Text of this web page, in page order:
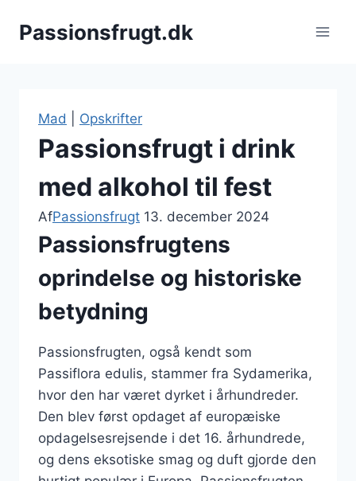
Passionsfrugt.dk
Mad Opskrifter
Passionsfrugt i drink
med alkohol til fest
AfPassionsfrugt 13. december 2024
Passionsfrugtens
oprindelse og historiske
betydning
Passionsfrugten, også kendt som
Passiflora edulis, stammer fra Sydamerika,
hvor den har været dyrket i århundreder.
Den blev først opdaget af europæiske
opdagelsesrejsende i det 16. århundrede,
og dens eksotiske smag og duft gjorde den